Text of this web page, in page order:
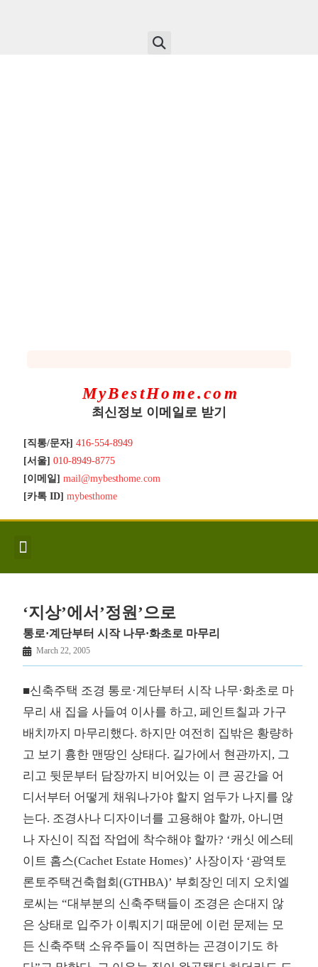
MyBestHome.com
최신정보 이메일로 받기
[직통/문자] 416-554-8949
[서울] 010-8949-8775
[이메일] mail@mybesthome.com
[카톡 ID] mybesthome
‘지상’에서’정원’으로
통로·계단부터 시작 나무·화초로 마무리
March 22, 2005
■신축주택 조경 통로·계단부터 시작 나무·화초로 마
무리 새 집을 사들여 이사를 하고, 페인트칠과 가구
배치까지 마무리했다. 하지만 여전히 집밖은 황량하
고 보기 흉한 맨땅인 상태다. 길가에서 현관까지, 그
리고 뒷문부터 담장까지 비어있는 이 큰 공간을 어
디서부터 어떻게 채워나가야 할지 엄두가 나지를 않
는다. 조경사나 디자이너를 고용해야 할까, 아니면
나 자신이 직접 작업에 착수해야 할까? ‘캐싯 에스테
이트 홈스(Cachet Estate Homes)’ 사장이자 ‘광역토
론토주택건축협회(GTHBA)’ 부회장인 데지 오치엘
로씨는 “대부분의 신축주택들이 조경은 손대지 않
은 상태로 입주가 이뤄지기 때문에 이런 문제는 모
든 신축주택 소유주들이 직면하는 곤경이기도 하